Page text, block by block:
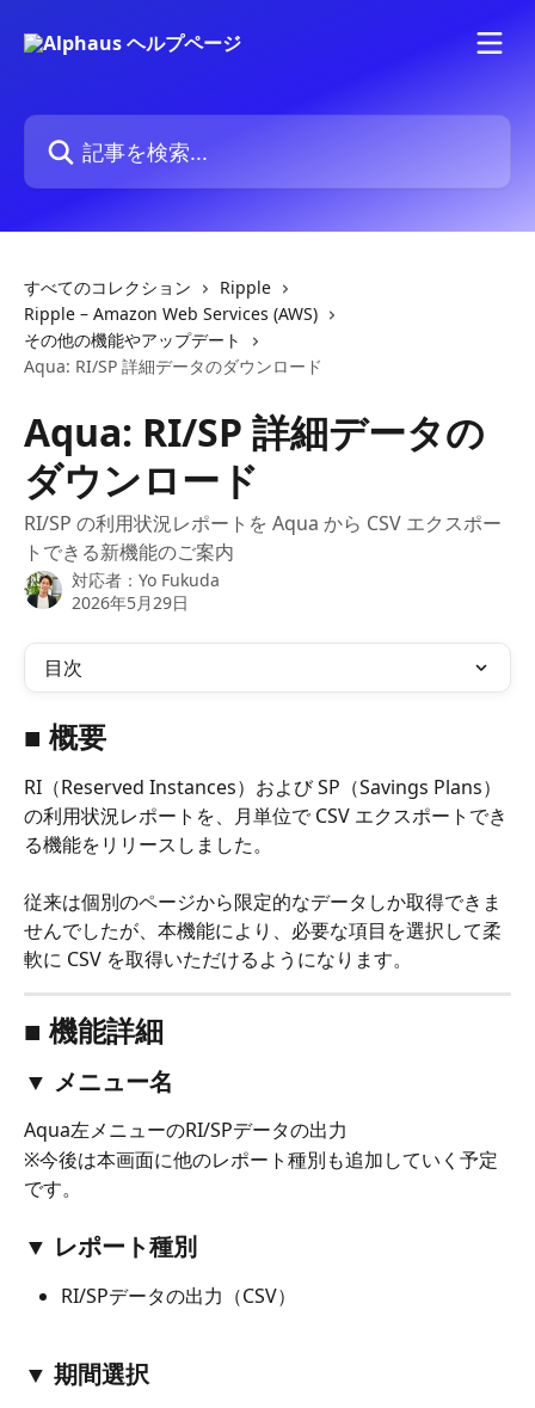
記事を検索...
すべてのコレクション
Ripple
Ripple – Amazon Web Services (AWS)
その他の機能やアップデート
Aqua: RI/SP 詳細データのダウンロード
Aqua: RI/SP 詳細データの
ダウンロード
RI/SP の利用状況レポートを Aqua から CSV エクスポー
トできる新機能のご案内
対応者： Yo Fukuda
2026年5月29日
目次
■ 概要
RI（Reserved Instances）および SP（Savings Plans）
の利用状況レポートを、月単位で CSV エクスポートでき
る機能をリリースしました。
従来は個別のページから限定的なデータしか取得できま
せんでしたが、本機能により、必要な項目を選択して柔
軟に CSV を取得いただけるようになります。
■ 機能詳細
▼ メニュー名
Aqua左メニューのRI/SPデータの出力
※今後は本画面に他のレポート種別も追加していく予定
です。
▼ レポート種別
RI/SPデータの出力（CSV）
▼ 期間選択